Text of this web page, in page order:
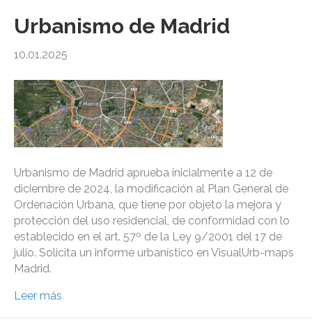
Urbanismo de Madrid
10.01.2025
Urbanismo de Madrid aprueba inicialmente a 12 de
diciembre de 2024, la modificación al Plan General de
Ordenación Urbana, que tiene por objeto la mejora y
protección del uso residencial, de conformidad con lo
establecido en el art. 57º de la Ley 9/2001 del 17 de
julio. Solicita un informe urbanístico en VisualUrb-maps
Madrid.
Leer más